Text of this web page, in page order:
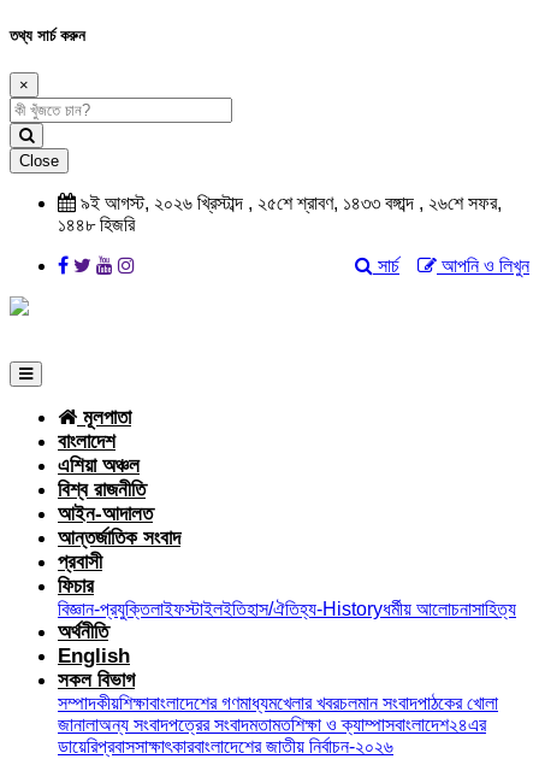
তথ্য সার্চ করুন
×
Close
৯ই আগস্ট, ২০২৬ খ্রিস্টাব্দ , ২৫শে শ্রাবণ, ১৪৩৩ বঙ্গাব্দ , ২৬শে সফর,
১৪৪৮ হিজরি
আপনি ও লিখুন
সার্চ
মূলপাতা
বাংলাদেশ
এশিয়া অঞ্চল
বিশ্ব রাজনীতি
আইন-আদালত
আন্তর্জাতিক সংবাদ
প্রবাসী
ফিচার
বিজ্ঞান-প্রযুক্তিলাইফস্টাইলইতিহাস/ঐতিহ্য-Historyধর্মীয় আলোচনাসাহিত্য
অর্থনীতি
English
সকল বিভাগ
সম্পাদকীয়শিক্ষাবাংলাদেশের গণমাধ্যমখেলার খবরচলমান সংবাদপাঠকের খোলা
জানালাঅন্য সংবাদপত্রের সংবাদমতামতশিক্ষা ও ক্যাম্পাসবাংলাদেশ২৪এর
ডায়েরিপ্রবাসসাক্ষাৎকারবাংলাদেশের জাতীয় নির্বাচন-২০২৬